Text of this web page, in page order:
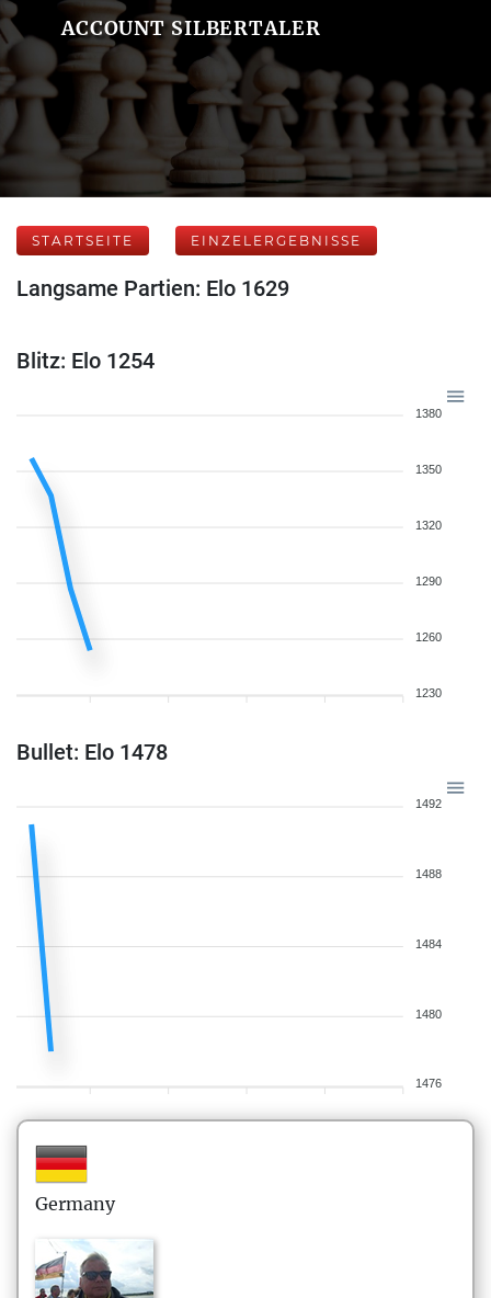
ACCOUNT SILBERTALER
STARTSEITE EINZELERGEBNISSE
Langsame Partien: Elo 1629
Blitz: Elo 1254
1380
1350
1320
1290
1260
1230
Bullet: Elo 1478
1492
1488
1484
1480
1476
Germany